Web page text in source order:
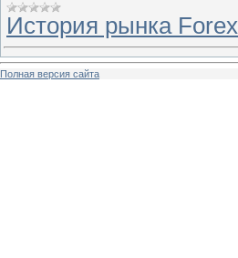
История рынка Forex
Полная версия сайта